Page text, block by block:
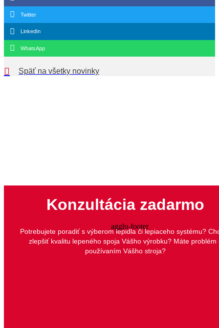
Twitter
LinkedIn
WhatsApp
Späť na všetky novinky
Konzultácia zadarmo
Potrebujete poradiť s výberom lepidla či lepiaceho systému?
zlepšiť kvalitu lepeného spoja Vášho výrobku? Máte problém
používaním Vášho stroja?